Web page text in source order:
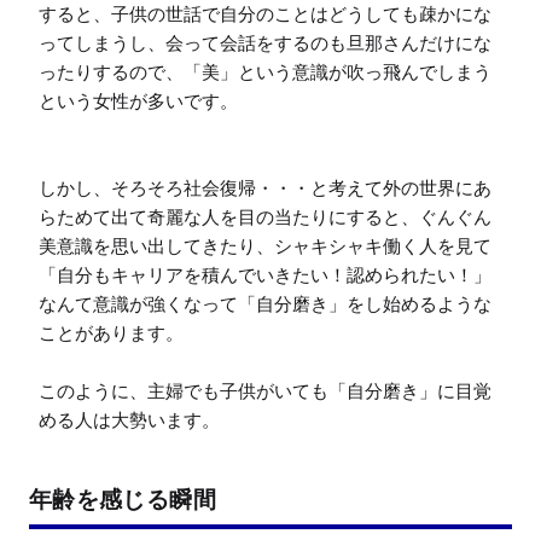
すると、子供の世話で自分のことはどうしても疎かにな
ってしまうし、会って会話をするのも旦那さんだけにな
ったりするので、「美」という意識が吹っ飛んでしまう
という女性が多いです。
しかし、そろそろ社会復帰・・・と考えて外の世界にあ
らためて出て奇麗な人を目の当たりにすると、ぐんぐん
美意識を思い出してきたり、シャキシャキ働く人を見て
「自分もキャリアを積んでいきたい！認められたい！」
なんて意識が強くなって「自分磨き」をし始めるような
ことがあります。
このように、主婦でも子供がいても「自分磨き」に目覚
める人は大勢います。
年齢を感じる瞬間